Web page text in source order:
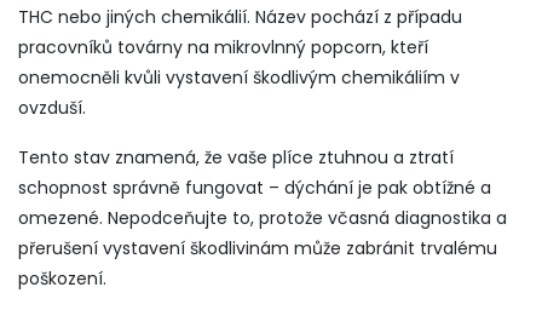
THC nebo jiných chemikálií. Název pochází z případu
pracovníků továrny na mikrovlnný popcorn, kteří
onemocněli kvůli vystavení škodlivým chemikáliím v
ovzduší.
Tento stav znamená, že vaše plíce ztuhnou a ztratí
schopnost správně fungovat – dýchání je pak obtížné a
omezené. Nepodceňujte to, protože včasná diagnostika a
přerušení vystavení škodlivinám může zabránit trvalému
poškození.